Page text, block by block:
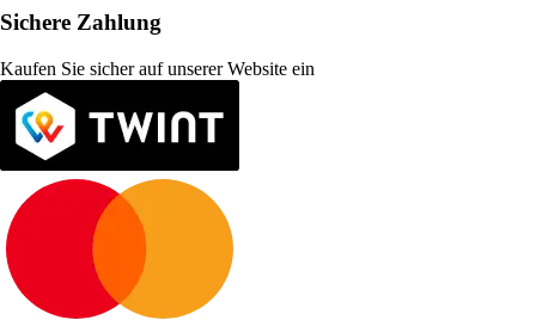
Sichere Zahlung
Kaufen Sie sicher auf unserer Website ein